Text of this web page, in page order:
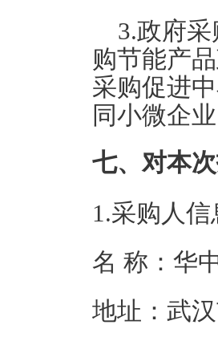
3.政府
购节能产
采购促进
同小微企
七、对本
1.采购人信
名 称
地址：